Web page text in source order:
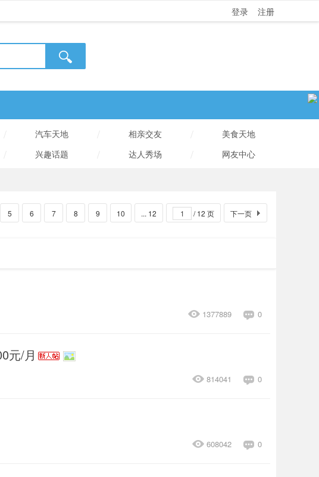
登录 注册
汽车天地 相亲交友
美食天地
兴趣话题 达人秀场 网友中心
5 6 7 8 9 10 ... 12 / 12 页 下一页
0
1377889
元/月
0
814041
0
608042